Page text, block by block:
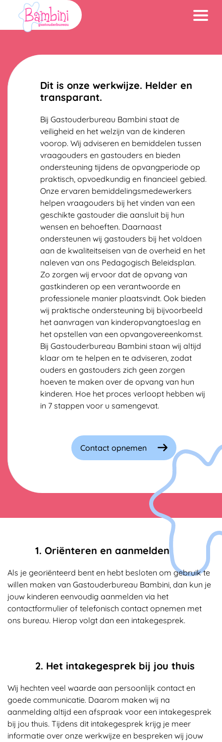
Dit is onze werkwijze. Helder en
transparant.
Bij Gastouderbureau Bambini staat de
veiligheid en het welzijn van de kinderen
voorop. Wij adviseren en bemiddelen tussen
vraagouders en gastouders en bieden
ondersteuning tijdens de opvangperiode op
praktisch, opvoedkundig en financieel gebied.
Onze ervaren bemiddelingsmedewerkers
helpen vraagouders bij het vinden van een
geschikte gastouder die aansluit bij hun
wensen en behoeften. Daarnaast
ondersteunen wij gastouders bij het voldoen
aan de kwaliteitseisen van de overheid en het
naleven van ons Pedagogisch Beleidsplan.
Zo zorgen wij ervoor dat de opvang van
gastkinderen op een verantwoorde en
professionele manier plaatsvindt. Ook bieden
wij praktische ondersteuning bij bijvoorbeeld
het aanvragen van kinderopvangtoeslag en
het opstellen van een opvangovereenkomst.
Bij Gastouderbureau Bambini staan wij altijd
klaar om te helpen en te adviseren, zodat
ouders en gastouders zich geen zorgen
hoeven te maken over de opvang van hun
kinderen. Hoe het proces verloopt hebben wij
in 7 stappen voor u samengevat.
Contact opnemen
1. Oriënteren en aanmelden
Als je georiënteerd bent en hebt besloten om gebruik te
willen maken van Gastouderbureau Bambini, dan kun je
jouw kinderen eenvoudig aanmelden via het
contactformulier of telefonisch contact opnemen met
ons bureau. Hierop volgt dan een intakegesprek.
2. Het intakegesprek bij jou thuis
Wij hechten veel waarde aan persoonlijk contact en
goede communicatie. Daarom maken wij na
aanmelding altijd een afspraak voor een intakegesprek
bij jou thuis. Tijdens dit intakegesprek krijg je meer
informatie over onze werkwijze en bespreken wij jouw